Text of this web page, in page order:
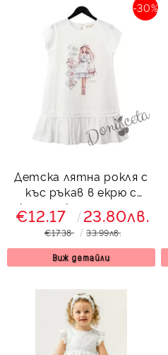
Детска лятна рокля с
къс ръкав в екрю с
картинка на момиче
-30%
€12.17 23.80лв.
€17.38 33.99лв.
Виж детайли